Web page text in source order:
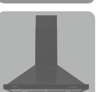
Energieeffizienzklasse A,